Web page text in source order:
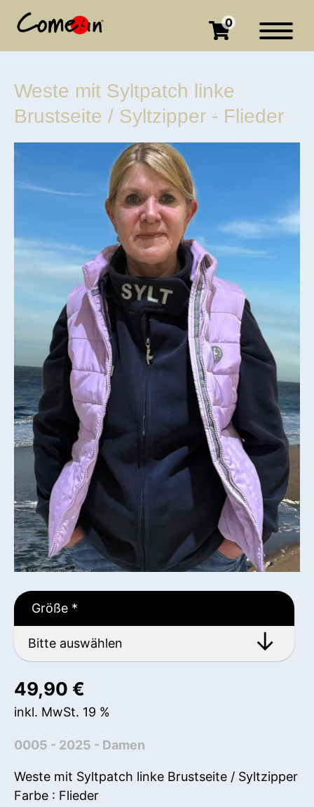
0
Weste mit Syltpatch linke
Brustseite / Syltzipper - Flieder
Größe *
49,90 €
inkl. MwSt. 19 %
0005 - 2025 - Damen
Weste mit Syltpatch linke Brustseite / Syltzipper
Farbe : Flieder